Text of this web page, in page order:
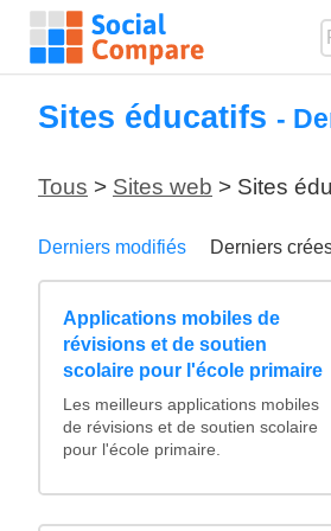
Sites éducatifs -
Tous > Sites web > Sites
Derniers modifiés Derniers
Applications mobiles de
révisions et de soutien
scolaire pour l'école primaire
Les meilleurs applications mobiles
de révisions et de soutien scolaire
pour l'école primaire.